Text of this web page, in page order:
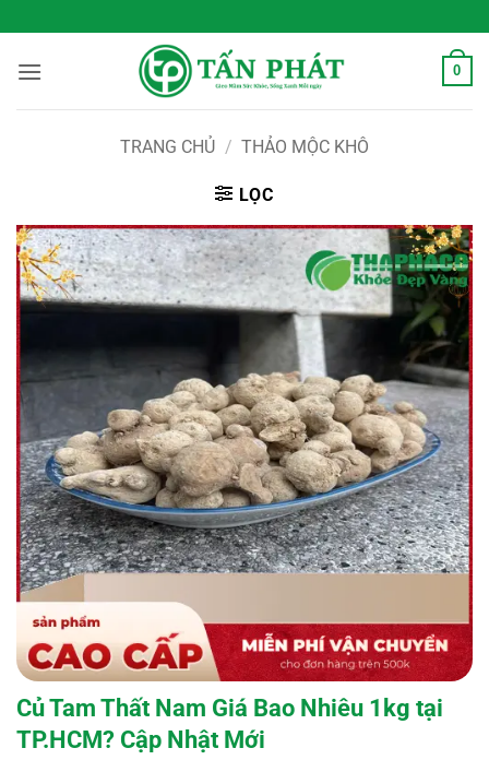
qua
nội
0
TRANG CHỦ / THẢO MỘC KHÔ
LỌC
Củ Tam Thất Nam Giá Bao Nhiêu 1kg tại
TP.HCM? Cập Nhật Mới